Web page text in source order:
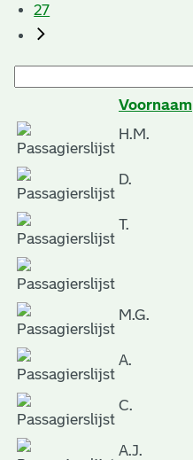
27
Voornaam
H.M.
D.
T.
M.G.
A.
C.
A.J.